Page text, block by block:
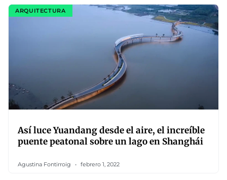
ARQUITECTURA
Así luce Yuandang desde el aire, el increíble
puente peatonal sobre un lago en Shanghái
Agustina Fontirroig febrero 1, 2022